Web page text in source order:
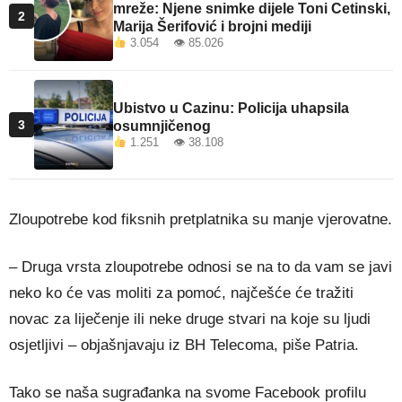
2
mreže: Njene snimke dijele Toni Cetinski,
Marija Šerifović i brojni mediji
3.054 👁 85.026
3
Ubistvo u Cazinu: Policija uhapsila
osumnjičenog
1.251 👁 38.108
Zloupotrebe kod fiksnih pretplatnika su manje vjerovatne.
– Druga vrsta zloupotrebe odnosi se na to da vam se javi
neko ko će vas moliti za pomoć, najčešće će tražiti
novac za liječenje ili neke druge stvari na koje su ljudi
osjetljivi – objašnjavaju iz BH Telecoma, piše Patria.
Tako se naša sugrađanka na svome Facebook profilu